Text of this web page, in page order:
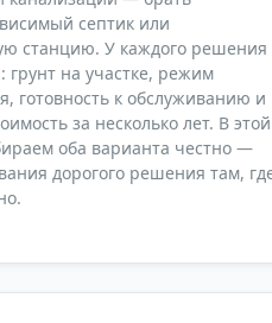
септик или
станцию. У каждого решения
грунт на участке, режим
готовность к обслуживанию и
за несколько лет. В этой
оба варианта честно —
дорогого решения там,